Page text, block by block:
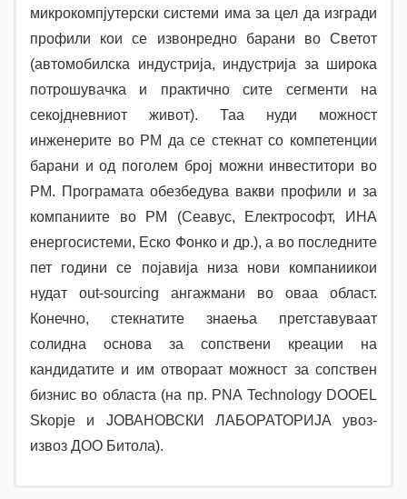
микрокомпјутерски системи има за цел да изгради
профили кои се извонредно барани во Светот
(автомобилска индустрија, индустрија за широка
потрошувачка и практично сите сегменти на
секојдневниот живот). Таа нуди можност
инженерите во РМ да се стекнат со компетенции
барани и од поголем број можни инвеститори во
РМ. Програмата обезбедува вакви профили и за
компаниите во РМ (Сеавус, Електрософт, ИНА
енергосистеми, Еско Фонко и др.), а во последните
пет години се појавија низа нови компаниикои
нудат out-sourcing ангажмани во оваа област.
Конечно, стекнатите знаења претставуваат
солидна основа за сопствени креации на
кандидатите и им отвораат можност за сопствен
бизнис во областа (на пр. PNA Technology DOOEL
Skopje и ЈОВАНОВСКИ ЛАБОРАТОРИЈА увоз-
извоз ДОО Битола).